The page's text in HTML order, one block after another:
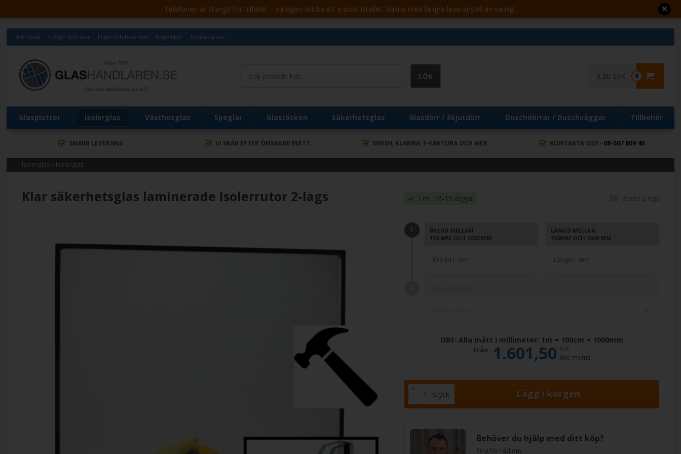
Telefonen är stängd för tillfället – vänligen skicka ett e-post istället. Räkna med längre leveranstid än vanligt.
Hemsida Frågor och svar Frakt och leverans Köpvillkor Kontakta oss
0
0,00 SEK
Glasplattor Isolerglas Växthusglas Speglar Glasräcken Säkerhetsglas Glasdörr / Skjutdörr Duschdörrar / Duschväggar Tillbehör
SNABB LEVERANS VI SKÄR EFTER ÖNSKADE MÅTT SWISH, KLARNA, E-FAKTURA OCH MER KONTAKTA OSS - 08-507 809 40
Isolerglas » Isolerglas
Klar säkerhetsglas laminerade Isolerrutor 2-lags Lev. 10-15 dagar Stadip 2-lags
BREDD MELLAN
150 MM OCH 2600 MM
LÄNGD MELLAN
150MM OCH 2600 MM
OBS: Alla mått i millimeter: 1m = 100cm = 1000mm
Från 1.601,50 SEK
inkl. moms
styck
+
-
Behöver du hjälp med ditt köp?
Ring för råd om